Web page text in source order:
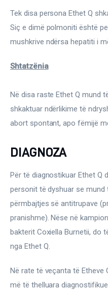
Tek disa persona Ethet Q
Siç e dimë polmoniti është
mushkrive ndërsa hepatiti i
Shtatzënia
Në disa raste Ethet Q mund
shkaktuar ndërlikime të
abort spontant, apo fëmijë
DIAGNOZA
Për të diagnostikuar Ethet Q
personit të dyshuar se mund
përmbajtjes së antitrupave
pranishme). Nëse në
bakterit Coxiella Burnetii, do
nga Ethet Q.
Në rate të veçanta të Etheve
më të thelluara